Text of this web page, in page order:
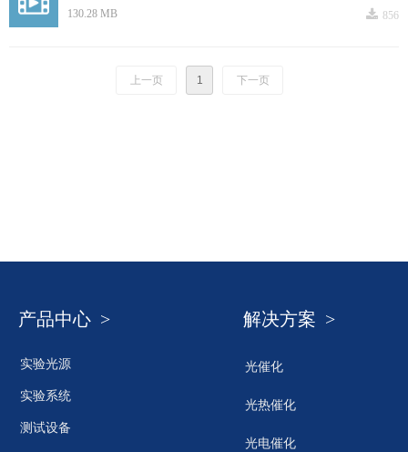
끂 856
130.28 MB
上一页 1 下一页
产品中心 >
实验光源
实验系统
测试设备
解决方案 >
光催化
光热催化
光电催化